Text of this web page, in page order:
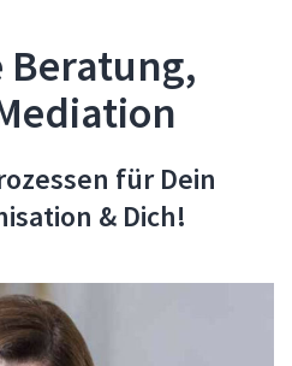
Beratung,
für Dein
& Dich!